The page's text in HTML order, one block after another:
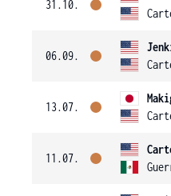
31.10.
06.09.
13.07.
11.07.